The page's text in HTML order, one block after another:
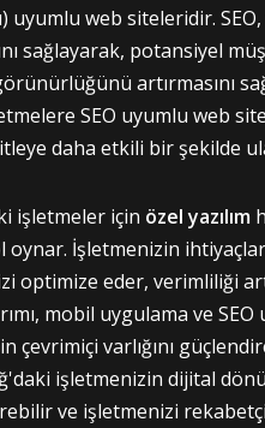
web siteleridir.
sağlayarak, potansiyel
artırmasını
SEO uyumlu web
daha etkili bir şekilde
işletmeler için özel yazılım
İşletmenizin
optimize eder, verimliliği
mobil uygulama ve
çevrimiçi varlığını
işletmenizin dijital
ve işletmenizi